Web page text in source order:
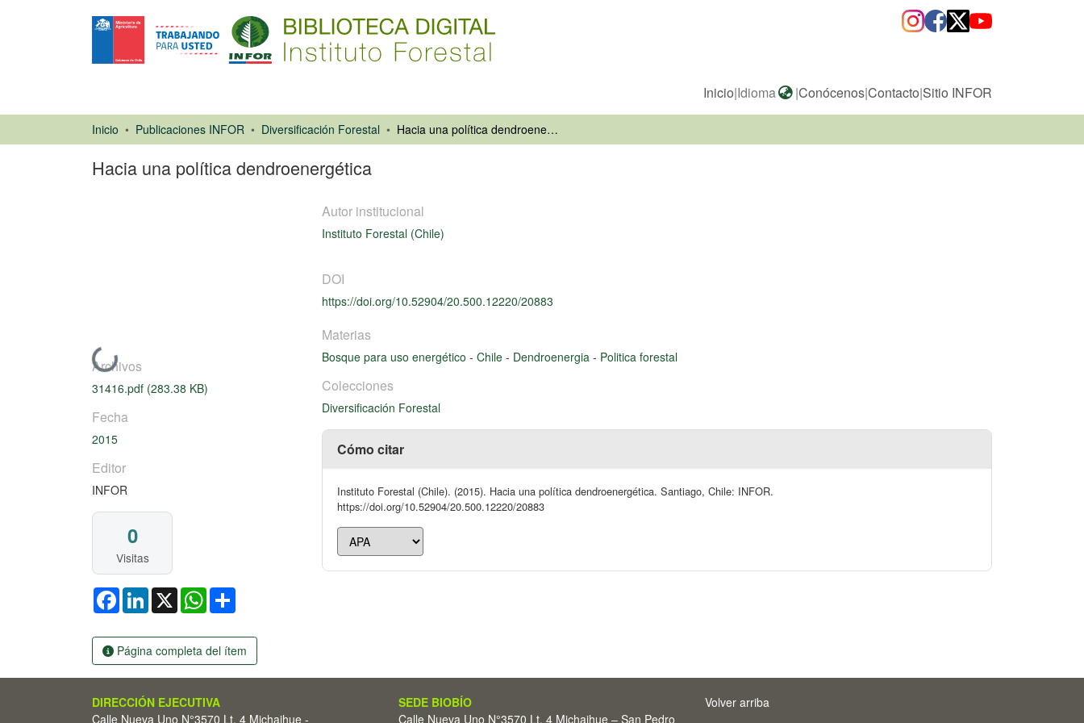
Inicio|Idioma |Conócenos|Contacto|Sitio INFOR
Inicio Publicaciones INFOR Diversificación Forestal Hacia una política dendroenergética
Hacia una política dendroenergética
Cargando...
Archivos
31416.pdf (283.38 KB)
Fecha
2015
Editor
INFOR
0
Visitas
FacebookLinkedIn
X WhatsApp
Página completa del ítem
Autor institucional
Instituto Forestal (Chile)
DOI
https://doi.org/10.52904/20.500.12220/20883
Materias
Bosque para uso energético - Chile - Dendroenergia - Politica forestal
Colecciones
Diversificación Forestal
Cómo citar
Instituto Forestal (Chile). (2015). Hacia una política dendroenergética. Santiago, Chile: INFOR.
https://doi.org/10.52904/20.500.12220/20883
DIRECCIÓN EJECUTIVA
Calle Nueva Uno N°3570 Lt. 4 Michaihue -
SEDE BIOBÍO
Calle Nueva Uno N°3570 Lt. 4 Michaihue – San Pedro
Volver arriba